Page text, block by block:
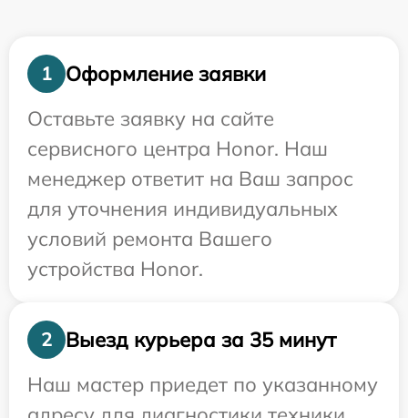
1
Оформление заявки
Оставьте заявку на сайте
сервисного центра Honor. Наш
менеджер ответит на Ваш запрос
для уточнения индивидуальных
условий ремонта Вашего
устройства Honor.
2
Выезд курьера за 35 минут
Наш мастер приедет по указанному